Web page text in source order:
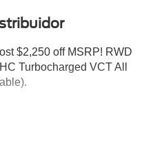
$2,250 off MSRP! RWD
Turbocharged VCT All